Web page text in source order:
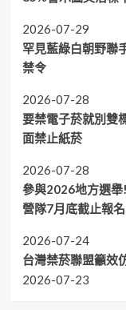
2026-07-29
罕見藍綠白朝野聯
禁令
2026-07-28
要禁電子菸就別雙
面禁止紙菸
2026-07-28
參與2026地方選舉
營隊7月底截止報名
2026-07-24
台灣禁菸聯盟籲效
2026-07-23